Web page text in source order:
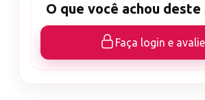
O que você achou
Faça login e